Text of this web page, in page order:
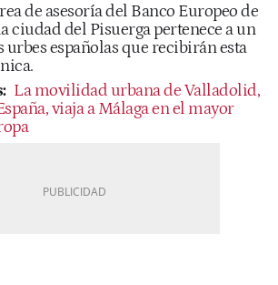
de asesoría del Banco Europeo de
ciudad del Pisuerga pertenece a un
urbes españolas que recibirán esta
La movilidad urbana de Valladolid,
viaja a Málaga en el mayor